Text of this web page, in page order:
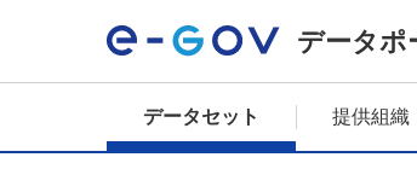
データポ
データセット 提供組織